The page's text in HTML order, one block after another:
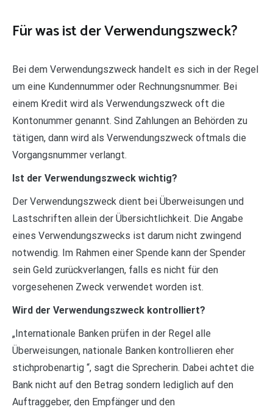
Für was ist der Verwendungszweck?
Bei dem Verwendungszweck handelt es sich in der Regel
um eine Kundennummer oder Rechnungsnummer. Bei
einem Kredit wird als Verwendungszweck oft die
Kontonummer genannt. Sind Zahlungen an Behörden zu
tätigen, dann wird als Verwendungszweck oftmals die
Vorgangsnummer verlangt.
Ist der Verwendungszweck wichtig?
Der Verwendungszweck dient bei Überweisungen und
Lastschriften allein der Übersichtlichkeit. Die Angabe
eines Verwendungszwecks ist darum nicht zwingend
notwendig. Im Rahmen einer Spende kann der Spender
sein Geld zurückverlangen, falls es nicht für den
vorgesehenen Zweck verwendet worden ist.
Wird der Verwendungszweck kontrolliert?
„Internationale Banken prüfen in der Regel alle
Überweisungen, nationale Banken kontrollieren eher
stichprobenartig “, sagt die Sprecherin. Dabei achtet die
Bank nicht auf den Betrag sondern lediglich auf den
Auftraggeber, den Empfänger und den